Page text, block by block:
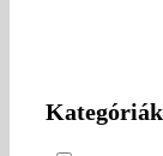
Kategóriák